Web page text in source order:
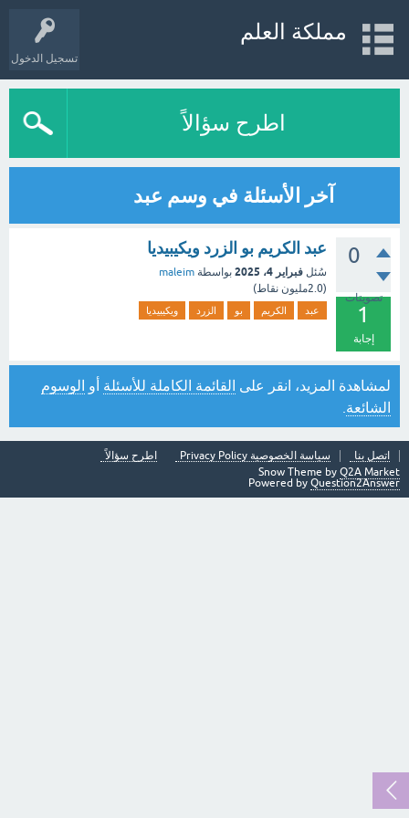
تسجيل الدخول
مملكة العلم
اطرح سؤالاً
آخر الأسئلة في وسم عبد
0
تصويتات
1
إجابة
عبد الكريم بو الزرد ويكيبيديا
سُئل فبراير 4، 2025 بواسطة maleim
(2.0مليون نقاط)
عبد الكريم بو الزرد ويكيبيديا
لمشاهدة المزيد، انقر على القائمة الكاملة للأسئلة أو الوسوم
الشائعة
اتصل بنا سياسة الخصوصية Privacy Policy
اطرح سؤالاً
Snow Theme by Q2A Market
Powered by Question2Answer